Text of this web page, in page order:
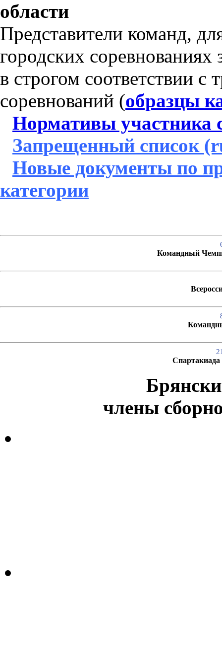
области
Представители команд,
городских
в строгом соответствии
соревнований (образцы
Нормативы участника
Запрещенный список
Новые документы по
категории
Командный
Спартакиада
члены